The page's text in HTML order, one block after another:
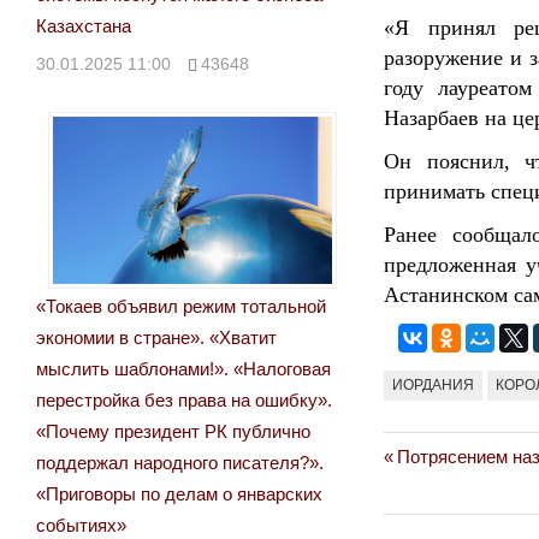
«Я принял
разоружение и
году
Назарбаев на
Он пояснил,
принимать
Ранее
предложенная
Астанинском
ИОРДАНИЯ
Навигация
по
Previous
Потрясением
Казахстана
30.01.2025 11:00 43648
«Токаев объявил режим тотальной
экономии в стране». «Хватит
мыслить шаблонами!». «Налоговая
перестройка без права на ошибку».
«Почему президент РК публично
поддержал народного писателя?».
«Приговоры по делам о январских
событиях»